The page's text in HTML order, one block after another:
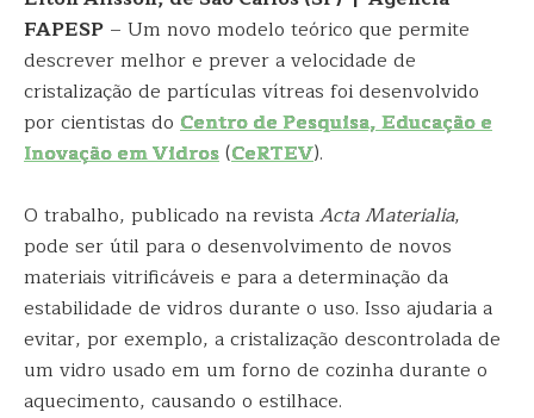
FAPESP – Um novo modelo teórico que permite
descrever melhor e prever a velocidade de
cristalização de partículas vítreas foi desenvolvido
por cientistas do Centro de Pesquisa, Educação e
Inovação em Vidros(CeRTEV).
O trabalho, publicado na revistaActa Materialia,
pode ser útil para o desenvolvimento de novos
materiais vitrificáveis e para a determinação da
estabilidade de vidros durante o uso. Isso ajudaria a
evitar, por exemplo, a cristalização descontrolada de
um vidro usado em um forno de cozinha durante o
aquecimento, causando o estilhace.